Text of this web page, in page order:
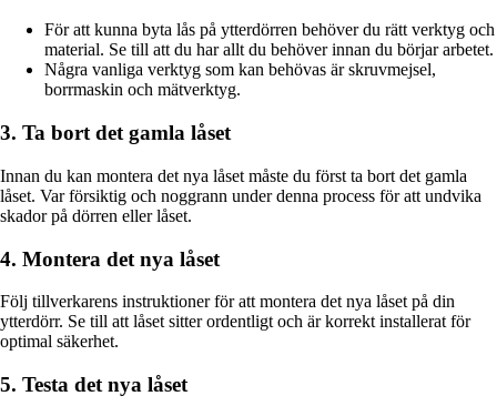
För att kunna byta lås på ytterdörren behöver du rätt verktyg och
material. Se till att du har allt du behöver innan du börjar arbetet.
Några vanliga verktyg som kan behövas är skruvmejsel,
borrmaskin och mätverktyg.
3. Ta bort det gamla låset
Innan du kan montera det nya låset måste du först ta bort det gamla
låset. Var försiktig och noggrann under denna process för att undvika
skador på dörren eller låset.
4. Montera det nya låset
Följ tillverkarens instruktioner för att montera det nya låset på din
ytterdörr. Se till att låset sitter ordentligt och är korrekt installerat för
optimal säkerhet.
5. Testa det nya låset